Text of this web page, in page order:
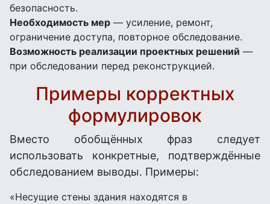
безопасность.
Необходимость мер — усиление, ремонт,
ограничение доступа, повторное обследование.
Возможность реализации проектных решений —
при обследовании перед реконструкцией.
Примеры корректных
формулировок
Вместо обобщённых фраз следует
использовать конкретные, подтверждённые
обследованием выводы. Примеры:
«Несущие стены здания находятся в